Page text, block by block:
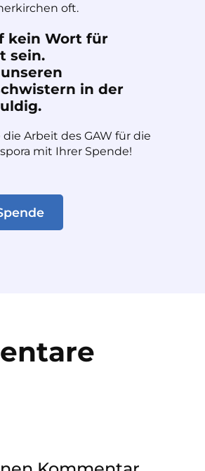
oft.
kein Wort für
sein.
in der
Arbeit des GAW für die
mit Ihrer Spende!